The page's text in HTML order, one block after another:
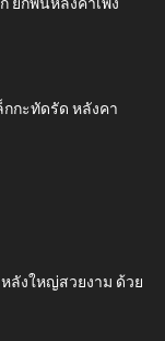
กะทัดรัด หลังคา
ลังใหญ่สวยงาม ด้วย